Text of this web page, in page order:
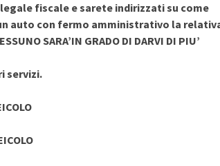
legale fiscale e sarete indirizzati su come
auto con fermo amministrativo la
SARA’IN GRADO DI DARVI DI PIU’
servizi.